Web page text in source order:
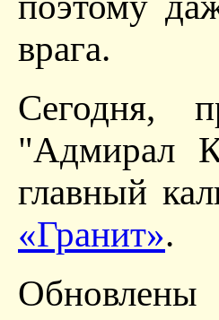
врага.
Сегодня,
"Адмирал
главный
«Гранит».
Обновлены